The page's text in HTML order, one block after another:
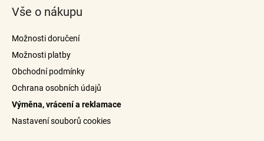
info@goldhair.cz
prodloužené vlasy
Vše o nákupu
Možnosti doručení
Možnosti platby
Obchodní podmínky
Ochrana osobních údajů
Výměna, vrácení a reklamace
Nastavení souborů cookies